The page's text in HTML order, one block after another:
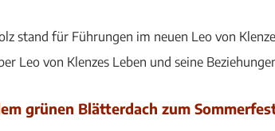
stand für Führungen im neuen Leo von
Leo von Klenzes Leben und seine
grünen Blätterdach zum